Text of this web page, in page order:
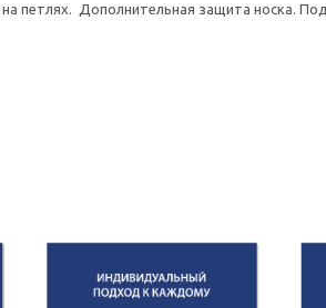
петлях. Дополнительная защита носка.